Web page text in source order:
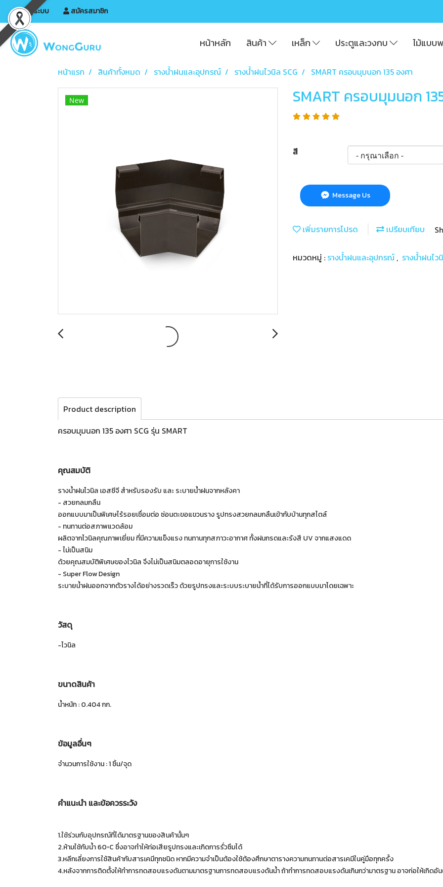
เข้าสู่ระบบ สมัครสมาชิก
หน้าหลัก สินค้า เหล็ก ประตูและวงกบ ไม้แบบ
หน้าแรก สินค้าทั้งหมด รางน้ำฝนและอุปกรณ์ รางน้ำฝนไวนิล SCG SMART ครอบมุมนอก 135 องศา
New SMART ครอบมุมนอก
สี
Message Us
เพิ่มรายการโปรด เปรียบเทียบ
หมวดหมู่ : รางน้ำฝนและอุปกรณ์ , รางน้ำฝนไว
Product description
ครอบมุมนอก 135 องศา SCG รุ่น SMART
คุณสมบัติ
รางน้ำฝนไวนิล เอสซีจี สำหรับรองรับ และ ระบายน้ำฝนจากหลังคา
- สวยกลมกลืน
ออกแบบมาเป็นพิเศษไร้รอยเชื่อมต่อ ซ่อนตะขอแขวนราง รูปทรงสวยกลมกลืนเข้ากับบ้านทุกสไตล์
- ทนทานต่อสภาพแวดล้อม
ผลิตจากไวนิลคุณภาพเยี่ยม ที่มีความแข็งแรง ทนทานทุกสภาวะอากาศ ทั้งฝนกรดและรังสี UV จากแสงแดด
- ไม่เป็นสนิม
ด้วยคุณสมบัติพิเศษของไวนิล จึงไม่เป็นสนิมตลอดอายุการใช้งาน
- Super Flow Design
ระบายน้ำฝนออกจากตัวรางได้อย่างรวดเร็ว ด้วยรูปทรงและระบบระบายน้ำที่ได้รับการออกแบบมาโดยเฉพาะ
วัสดุ
-ไวนิล
ขนาดสินค้า
น้ำหนัก : 0.404 กก.
ข้อมูลอื่นๆ
จำนวนการใช้งาน : 1 ชิ้น/จุด
คำแนะนำ และข้อควรระวัง
1.ใช้ร่วมกับอุปกรณ์ที่ได้มาตรฐานของสินค้านั้นๆ
2.ห้ามใช้กับน้ำ 60◦C ซึ่งอาจทำให้ท่อเสียรูปทรงและเกิดการรั่วซึมได้
3.หลีกเลี่ยงการใช้สินค้ากับสารเคมีทุกชนิด หากมีความจำเป็นต้องใช้ต้องศึกษาตารางความทนทานต่อสารเคมีในคู่มือทุกครั้ง
4.หลังจากการติดตั้งให้ทำการทดสอบแรงดันตามมาตรฐานการทดสอบแรงดันน้ำ ถ้าทำการทดสอบแรงดันเกินกว่ามาตรฐาน อาจก่อให้เกิดอั